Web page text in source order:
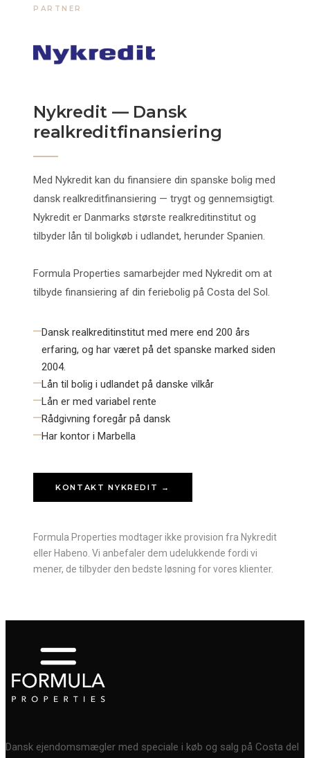
PARTNER
Nykredit — Dansk
realkreditfinansiering
Med Nykredit kan du finansiere din spanske bolig med
dansk realkreditfinansiering — trygt og gennemsigtigt.
Nykredit er Danmarks største realkreditinstitut og
tilbyder lån til boligkøb i udlandet, herunder Spanien.
Formula Properties samarbejder med Nykredit om at
tilbyde finansiering af din feriebolig på Costa del Sol.
—Dansk realkreditinstitut med mere end 200 års
erfaring, og har været på det spanske marked siden
2004.
—Lån til bolig i udlandet på danske vilkår
—Lån er med variabel rente
—Rådgivning foregår på dansk
—Har kontor i Marbella
KONTAKT NYKREDIT →
Formula Properties modtager ikke provision fra Nykredit
eller Habeno. Vi anbefaler dem udelukkende fordi vi
mener, de tilbyder den bedste løsning for vores klienter.
Dansk ejendomsmægler med speciale i køb og salg på Costa del